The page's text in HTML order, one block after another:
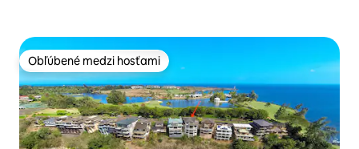
Obľúbené medzi hosťami
Obľúbené medzi hosťami